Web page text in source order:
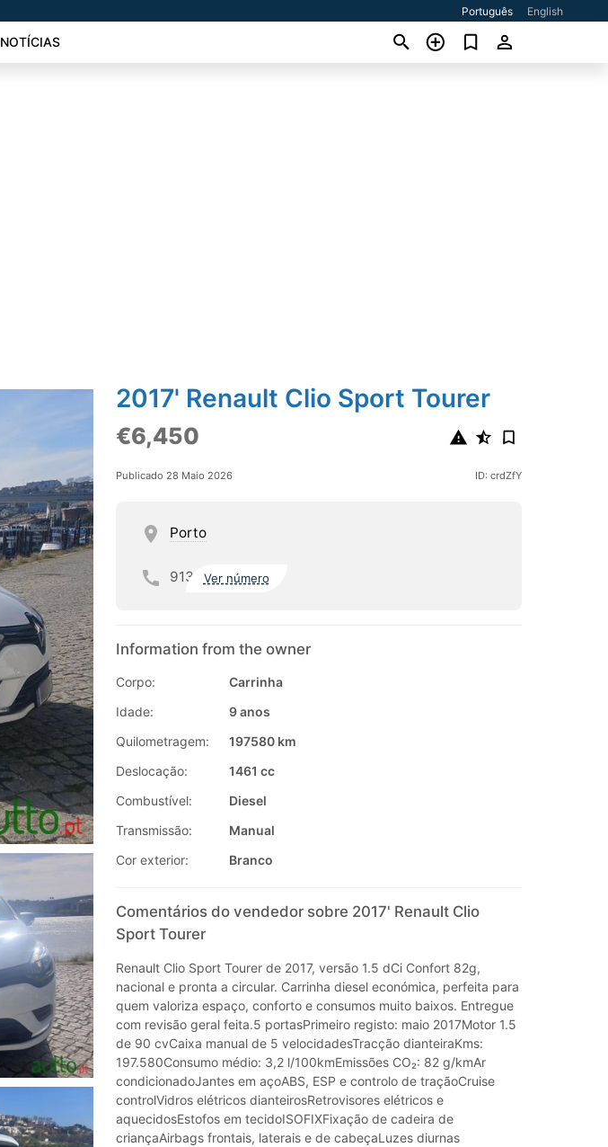
Português English
NOTÍCIAS
2017' Renault Clio Sport Tourer
€6,450
Publicado 28 Maio 2026 ID: crdZfY
Porto
913 Ver número
Information from the owner
Corpo:
Carrinha
Idade:
9 anos
Quilometragem:
197580 km
Deslocação:
1461 cc
Combustível:
Diesel
Transmissão:
Manual
Cor exterior:
Branco
Comentários do vendedor sobre 2017' Renault Clio
Sport Tourer
Renault Clio Sport Tourer de 2017, versão 1.5 dCi Confort 82g,
nacional e pronta a circular. Carrinha diesel económica, perfeita para
quem valoriza espaço, conforto e consumos muito baixos. Entregue
com revisão geral feita.5 portasPrimeiro registo: maio 2017Motor 1.5
de 90 cvCaixa manual de 5 velocidadesTracção dianteiraKms:
197.580Consumo médio: 3,2 l/100kmEmissões CO₂: 82 g/kmAr
condicionadoJantes em açoABS, ESP e controlo de traçãoCruise
controlVidros elétricos dianteirosRetrovisores elétricos e
aquecidosEstofos em tecidoISOFIXFixação de cadeira de
criançaAirbags frontais, laterais e de cabeçaLuzes diurnas